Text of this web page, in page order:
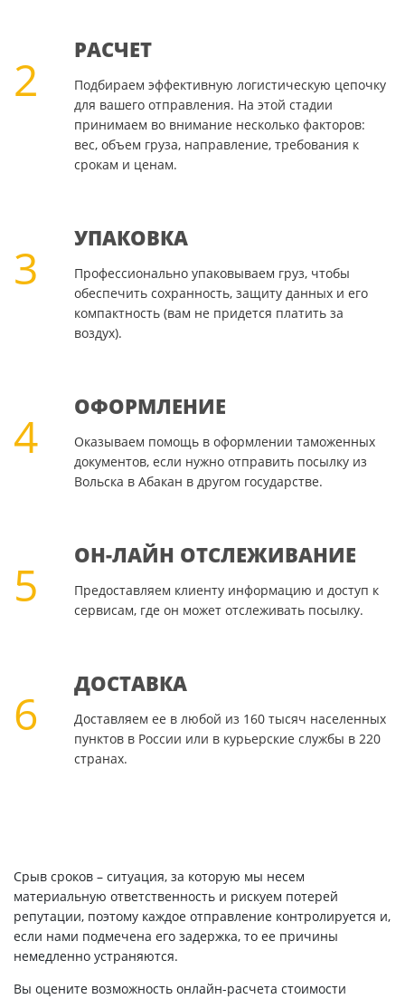
2
РАСЧЕТ
Подбираем эффективную логистическую цепочку
для вашего отправления. На этой стадии
принимаем во внимание несколько факторов:
вес, объем груза, направление, требования к
срокам и ценам.
3
УПАКОВКА
Профессионально упаковываем груз, чтобы
обеспечить сохранность, защиту данных и его
компактность (вам не придется платить за
воздух).
4
ОФОРМЛЕНИЕ
Оказываем помощь в оформлении таможенных
документов, если нужно отправить посылку из
Вольска в Абакан в другом государстве.
5
ОН-ЛАЙН ОТСЛЕЖИВАНИЕ
Предоставляем клиенту информацию и доступ к
сервисам, где он может отслеживать посылку.
6
ДОСТАВКА
Доставляем ее в любой из 160 тысяч населенных
пунктов в России или в курьерские службы в 220
странах.
Срыв сроков – ситуация, за которую мы несем
материальную ответственность и рискуем потерей
репутации, поэтому каждое отправление контролируется и,
если нами подмечена его задержка, то ее причины
немедленно устраняются.
Вы оцените возможность онлайн-расчета стоимости